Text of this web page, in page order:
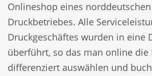
Onlineshop eines norddeutschen
Druckbetriebes. Alle
Druckgeschäftes wurden in eine
überführt, so das man online die
differenziert auswählen und